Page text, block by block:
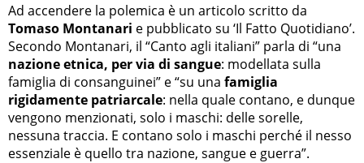
Ad accendere la polemica è un articolo scritto da
Tomaso Montanari e pubblicato su ‘Il Fatto Quotidiano’.
Secondo Montanari, il “Canto agli italiani” parla di “una
nazione etnica, per via di sangue: modellata sulla
famiglia di consanguinei” e “su una famiglia
rigidamente patriarcale: nella quale contano, e dunque
vengono menzionati, solo i maschi: delle sorelle,
nessuna traccia. E contano solo i maschi perché il nesso
essenziale è quello tra nazione, sangue e guerra”.